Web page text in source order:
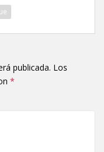
publicada. Los
*